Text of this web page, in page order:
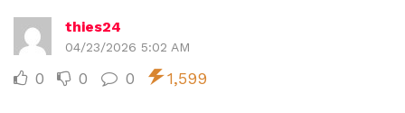
thies24
04/23/2026 5:02 AM
0 0 0 1,599